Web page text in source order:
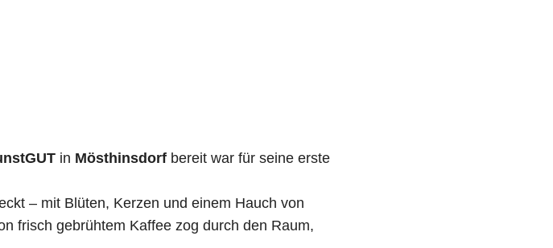
in Mösthinsdorf bereit war für seine erste
– mit Blüten, Kerzen und einem Hauch von
frisch gebrühtem Kaffee zog durch den Raum,